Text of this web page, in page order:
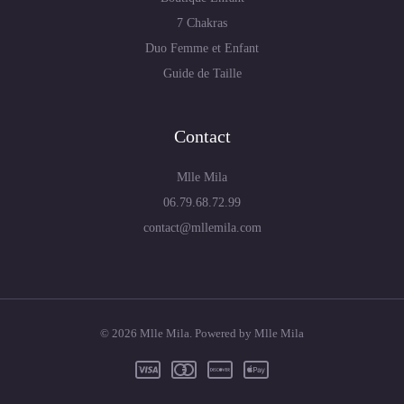
7 Chakras
Duo Femme et Enfant
Guide de Taille
Contact
Mlle Mila
06.79.68.72.99
contact@mllemila.com
© 2026 Mlle Mila. Powered by Mlle Mila